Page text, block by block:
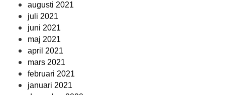
augusti 2021
juli 2021
juni 2021
maj 2021
april 2021
mars 2021
februari 2021
januari 2021